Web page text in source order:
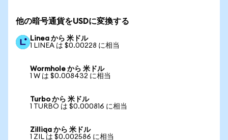
他の暗号通貨をUSDに変換する
Linea から 米ドル
1 LINEA は $0.00228 に相当
Wormhole から 米ドル
1 W は $0.008432 に相当
Turbo から 米ドル
1 TURBO は $0.000816 に相当
Zilliqa から 米ドル
1 ZIL は $0.002586 に相当